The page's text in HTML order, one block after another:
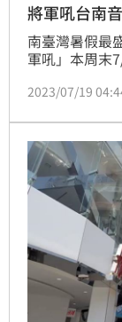
將軍吼台南
南臺灣暑假最
軍吼」本周末
堪稱歷屆最強
初登場，活動
五人擔綱壓軸
2023/07/19